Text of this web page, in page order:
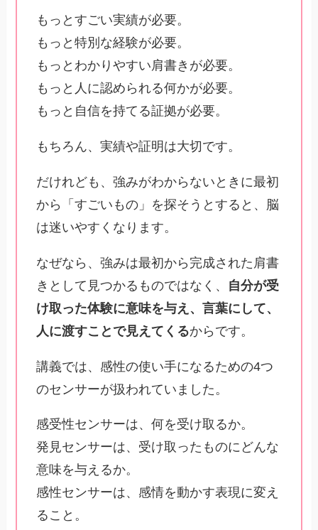
もっとすごい実績が必要。
もっと特別な経験が必要。
もっとわかりやすい肩書きが必要。
もっと人に認められる何かが必要。
もっと自信を持てる証拠が必要。
もちろん、実績や証明は大切です。
だけれども、強みがわからないときに最初
から「すごいもの」を探そうとすると、脳
は迷いやすくなります。
なぜなら、強みは最初から完成された肩書
きとして見つかるものではなく、 自分が受
け取った体験に意味を与え、言葉にして、
人に渡すことで見えてくるからです。
講義では、感性の使い手になるための4つ
のセンサーが扱われていました。
感受性センサーは、何を受け取るか。
発見センサーは、受け取ったものにどんな
意味を与えるか。
感性センサーは、感情を動かす表現に変え
ること。